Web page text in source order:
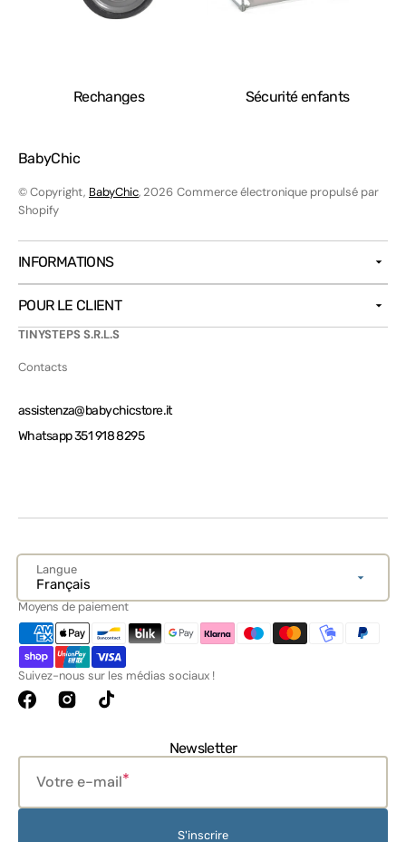
Rechanges Sécurité enfants
BabyChic
© Copyright, BabyChic, 2026 Commerce électronique propulsé par
Shopify
INFORMATIONS
POUR LE CLIENT
TINYSTEPS S.R.L.S
Contacts
assistenza@babychicstore.it
Whatsapp 351 918 8295
Langue
Français
Moyens de paiement
Suivez-nous sur les médias sociaux !
FacebookInstagramTikTok
Newsletter
Votre e-mail
S'inscrire